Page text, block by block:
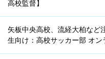
高校監督】
矢板中央高校、流経大柏など
生向け：高校サッカー部 オ